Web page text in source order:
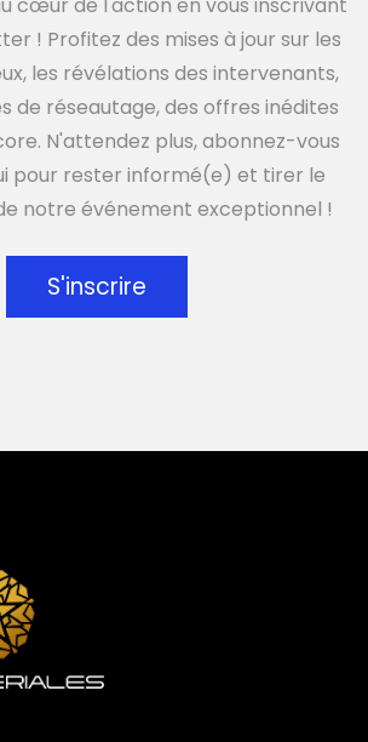
! Profitez des mises à jour sur les
les révélations des intervenants,
de réseautage, des offres inédites
N'attendez plus, abonnez-vous
pour rester informé(e) et tirer le
notre événement exceptionnel !
S'inscrire